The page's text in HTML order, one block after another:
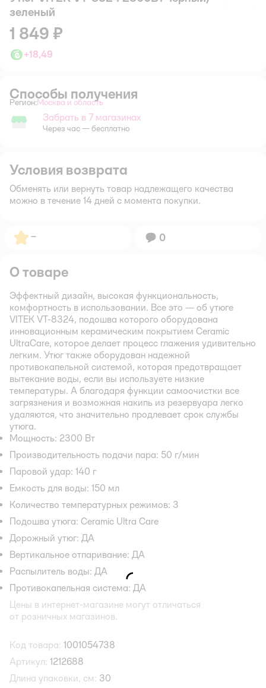
зеленый
1 849 ₽
+18,49
Способы получения
Регион: Выбор адреса доставки.
Москва и область
Забрать в магазине
Забрать в 7 магазинах
Через час — бесплатно
Условия возврата
Обменять или вернуть товар надлежащего качества
можно в течение 14 дней с момента покупки.
Рейтинг:
– Вопросов:
0
О товаре
Эффектный дизайн, высокая функциональность,
комфортность в использовании. Все это — об утюге
VITEK VT-8324, подошва которого оборудована
инновационным керамическим покрытием Ceramic
UltraCare, которое делает процесс глажения удивительно
легким. Утюг также оборудован надежной
противокапельной системой, которая предотвращает
вытекание воды, если вы используете низкие
температуры. А благодаря функции самоочистки все
загрязнения и возможная накипь из резервуара легко
удаляются, что значительно продлевает срок службы
утюга.
Мощность: 2300 Вт
Производительность подачи пара: 50 г/мин
Паровой удар: 140 г
Емкость для воды: 150 мл
Количество температурных режимов: 3
Подошва утюга: Ceramic Ultra Care
Дорожный утюг: ДА
Вертикальное отпаривание: ДА
Распылитель воды: ДА
Противокапельная система: ДА
Цены в интернет-магазине могут отличаться
от розничных магазинов.
Код товара: 1001054738
Артикул: 1212688
Длина упаковки, см: 30